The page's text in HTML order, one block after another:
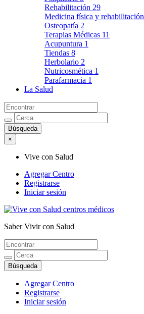
Rehabilitación 29
Medicina física y rehabilitación
Osteopatía 2
Terapias Médicas 11
Acupuntura 1
Tiendas 8
Herbolario 2
Nutricosmética 1
Parafarmacia 1
La Salud
×
Vive con Salud
Agregar Centro
Registrarse
Iniciar sesión
Vive con Salud
Saber Vivir con Salud
Agregar Centro
Registrarse
Iniciar sesión